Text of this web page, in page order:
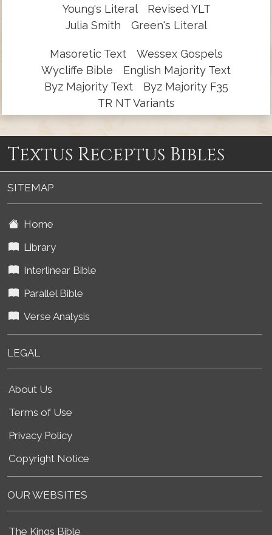
Young's Literal
Revised YLT
Julia Smith
Green's Literal
Masoretic Text
Wessex Gospels
Wycliffe Bible
English Majority Text
Byz Majority Text
Byz Majority F35
TR NT Variants
Textus Receptus Bibles
SITEMAP
Home
Library
Interlinear Bible
Parallel Bible
Verse Analysis
LEGAL
About Us
Terms of Use
Privacy Policy
Copyright Notice
OUR WEBSITES
The Kings Bible